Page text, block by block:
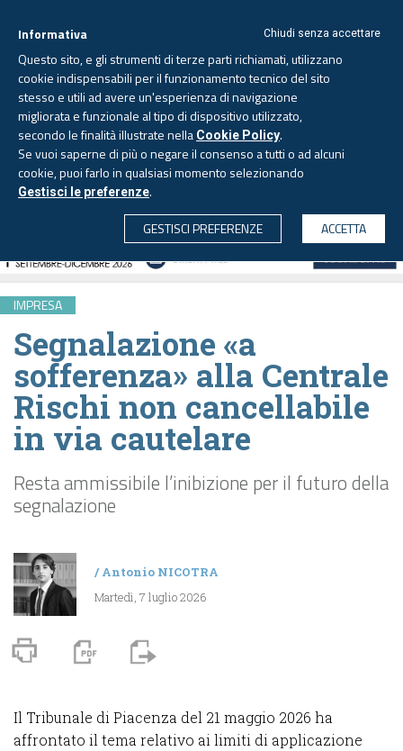
CERCA
Lunedì, 10 agosto 2026 - Aggiornato alle 6.00
IMPRESA
Segnalazione «a
sofferenza» alla Centrale
Rischi non cancellabile
in via cautelare
Resta ammissibile l’inibizione per il futuro della
segnalazione
/Antonio NICOTRA
Martedì, 7 luglio 2026
Il Tribunale di Piacenza del 21 maggio 2026 ha
affrontato il tema relativo ai limiti di applicazione
Chiudi senza accettare
Informativa
Questo sito, e gli strumenti di terze parti richiamati, utilizzano
cookie indispensabili per il funzionamento tecnico del sito
stesso e utili ad avere un'esperienza di navigazione
migliorata e funzionale al tipo di dispositivo utilizzato,
secondo le finalità illustrate nella Cookie Policy.
Se vuoi saperne di più o negare il consenso a tutti o ad alcuni
cookie, puoi farlo in qualsiasi momento selezionando
Gestisci le preferenze.
GESTISCI PREFERENZE
ACCETTA